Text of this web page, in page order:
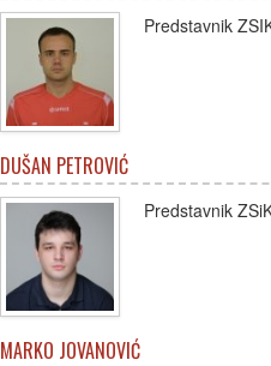
Predstavnik
DUŠAN PETROVIĆ
Predstavnik
MARKO JOVANOVIĆ